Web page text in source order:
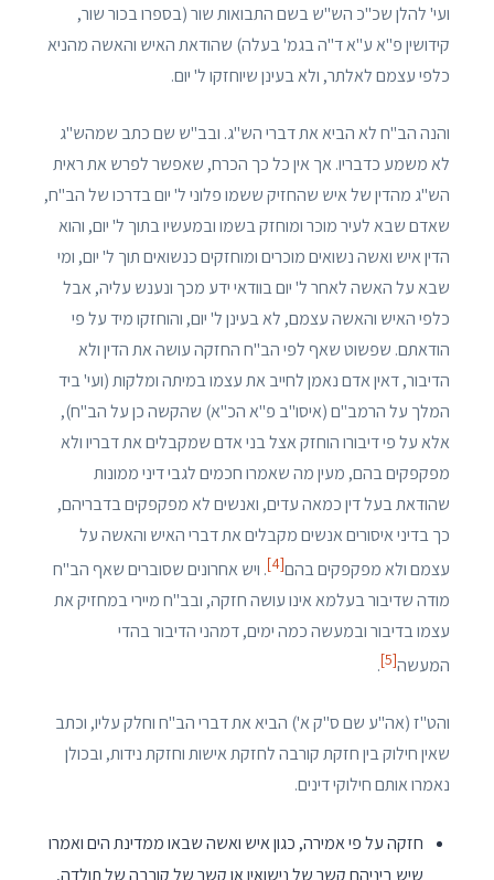
ועי' להלן שכ"כ הש"ש בשם התבואות שור (בספרו בכור שור,
קידושין פ"א ע"א ד"ה בגמ' בעלה) שהודאת האיש והאשה מהניא
כלפי עצמם לאלתר, ולא בעינן שיוחזקו ל' יום.
והנה הב"ח לא הביא את דברי הש"ג. ובב"ש שם כתב שמהש"ג
לא משמע כדבריו. אך אין כל כך הכרח, שאפשר לפרש את ראית
הש"ג מהדין של איש שהחזיק ששמו פלוני ל' יום בדרכו של הב"ח,
שאדם שבא לעיר מוכר ומוחזק בשמו ובמעשיו בתוך ל' יום, והוא
הדין איש ואשה נשואים מוכרים ומוחזקים כנשואים תוך ל' יום, ומי
שבא על האשה לאחר ל' יום בוודאי ידע מכך ונענש עליה, אבל
כלפי האיש והאשה עצמם, לא בעינן ל' יום, והוחזקו מיד על פי
הודאתם. שפשוט שאף לפי הב"ח החזקה עושה את הדין ולא
הדיבור, דאין אדם נאמן לחייב את עצמו במיתה ומלקות (ועי' ביד
המלך על הרמב"ם (איסו"ב פ"א הכ"א) שהקשה כן על הב"ח),
אלא על פי דיבורו הוחזק אצל בני אדם שמקבלים את דבריו ולא
מפקפקים בהם, מעין מה שאמרו חכמים לגבי דיני ממונות
שהודאת בעל דין כמאה עדים, ואנשים לא מפקפקים בדבריהם,
כך בדיני איסורים אנשים מקבלים את דברי האיש והאשה על
עצמם ולא מפקפקים בהם[4]
. ויש אחרונים שסוברים שאף הב"ח
מודה שדיבור בעלמא אינו עושה חזקה, ובב"ח מיירי במחזיק את
עצמו בדיבור ובמעשה כמה ימים, דמהני הדיבור בהדי
המעשה[5]
.
והט"ז (אה"ע שם ס"ק א') הביא את דברי הב"ח וחלק עליו, וכתב
שאין חילוק בין חזקת קורבה לחזקת אישות וחזקת נידות, ובכולן
נאמרו אותם חילוקי דינים.
חזקה על פי אמירה, כגון איש ואשה שבאו ממדינת הים ואמרו
שיש ביניהם קשר של נישואין או קשר של קורבה של תולדה,